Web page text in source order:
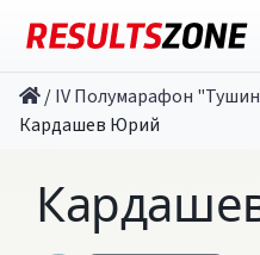
/IV Полумарафон
Кардашев Юрий